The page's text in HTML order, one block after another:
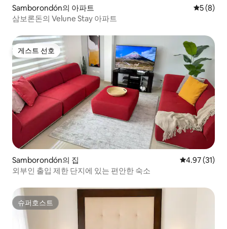
Samborondón의 아파트 평점 5점
5 (8)
삼보론돈의 Velune Stay 아파트
게스트 선호
게스트 선호
Samborondón의 집 평점 4.97점
4.97 (31)
외부인 출입 제한 단지에 있는 편안한 숙소
슈퍼호스트
슈퍼호스트